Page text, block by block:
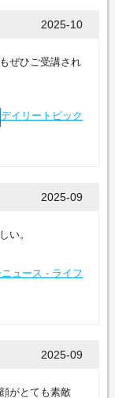
2025-10
ぜひご受講され
デイリートピック
2025-09
い。
ュース - ライフ
2025-09
がとても素敵